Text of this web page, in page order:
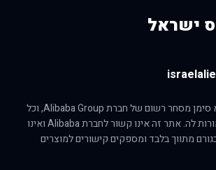
ישראל
הסימן AliExpress הוא סימן מסחר רשום של חברת Alibaba Group, וכל
הזכויות הנוגעות לו שמורות לה. אתר זה אינו קשור לחברת Alibaba ואינו
מתווך בלבד ומספקים קישורים למוצרים